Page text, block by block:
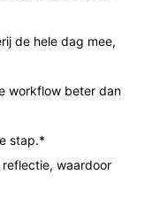
de hele dag mee,
workflow beter dan
stap.*
reflectie, waardoor